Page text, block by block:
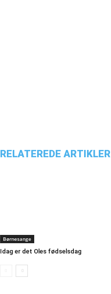
RELATEREDE ARTIKLER
Børnesange
Idag er det Oles fødselsdag